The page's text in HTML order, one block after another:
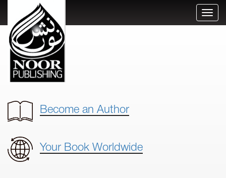
Become an Author
Your Book Worldwide